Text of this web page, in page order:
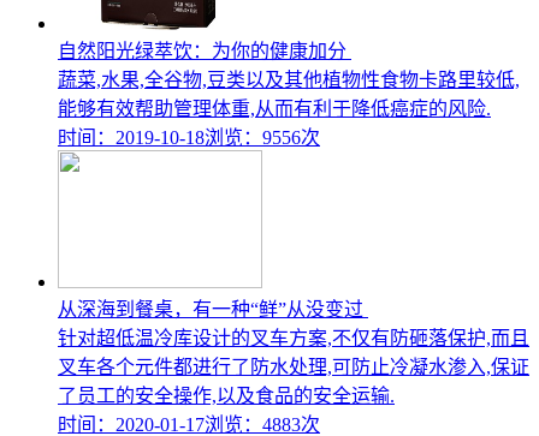
自然阳光绿萃饮：为你的健康加分
蔬菜,水果,全谷物,豆类以及其他植物性食物卡路里较低,
能够有效帮助管理体重,从而有利于降低癌症的风险.
时间：2019-10-18浏览：9556次
从深海到餐桌，有一种“鲜”从没变过
针对超低温冷库设计的叉车方案,不仅有防砸落保护,而且
叉车各个元件都进行了防水处理,可防止冷凝水渗入,保证
了员工的安全操作,以及食品的安全运输.
时间：2020-01-17浏览：4883次